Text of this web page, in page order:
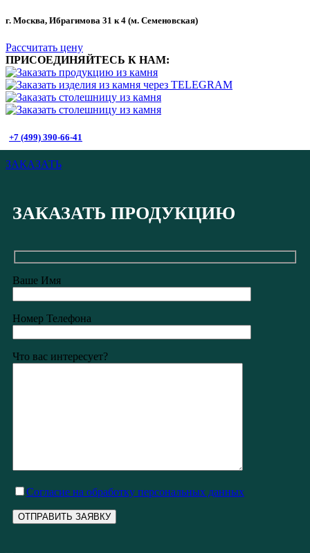
г. Москва, Ибрагимова 31 к 4 (м. Семеновская)
Рассчитать цену
ПРИСОЕДИНЯЙТЕСЬ К НАМ:
+7 (499) 390-66-41
ЗАКАЗАТЬ
ЗАКАЗАТЬ ПРОДУКЦИЮ
Ваше Имя
Номер Телефона
Что вас интересует?
Cогласие на обработку персональных данных